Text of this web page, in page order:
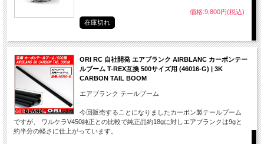
価格:9,800円(税込)
在庫切れ
ORI RC 自社開発 エアブランク AIRBLANC カーボンテー
ルブーム T-REX互換 500サイズ用 (46016-G) | 3K
CARBON TAIL BOOM
エアブランク テールブーム
今回販売することになりましたカーボン製テールブーム
ですが、 ワルケラV450純正との比較で純正品約18gに対しエアブランクは9gと
約半分の軽さに仕上がっています。